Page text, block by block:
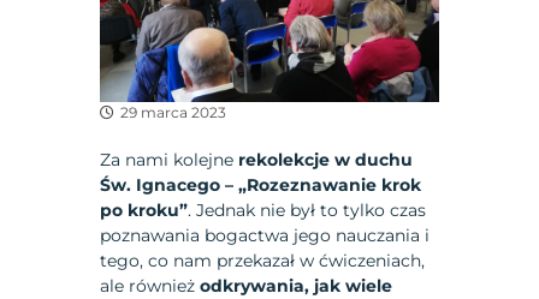
29 marca 2023
Za nami kolejne rekolekcje w duchu
Św. Ignacego – „Rozeznawanie krok
po kroku”. Jednak nie był to tylko czas
poznawania bogactwa jego nauczania i
tego, co nam przekazał w ćwiczeniach,
ale równieżodkrywania, jak wiele